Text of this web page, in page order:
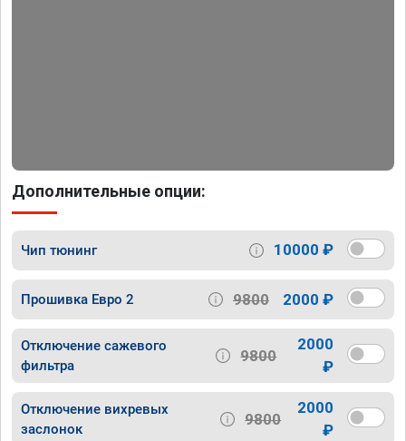
Дополнительные опции:
Чип тюнинг 10000 ₽
Прошивка Евро 2 9800 2000 ₽
Отключение сажевого
фильтра
9800
2000
₽
Отключение вихревых
заслонок
9800
2000
₽